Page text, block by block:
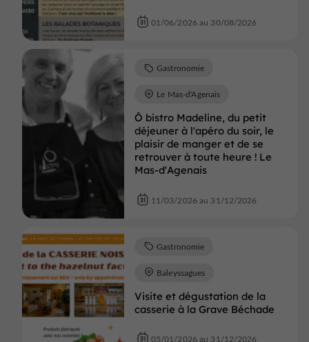
01/06/2026 au 30/08/2026
Ô bistro Madeline, du petit
déjeuner à l'apéro du soir, le
plaisir de manger et de se
retrouver à toute heure ! Le
Mas-d'Agenais
Gastronomie
Le Mas-d'Agenais
11/03/2026 au 31/12/2026
Visite et dégustation de la
casserie à la Grave Béchade
Gastronomie
Baleyssagues
05/01/2026 au 31/12/2026